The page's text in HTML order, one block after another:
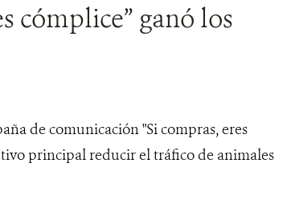
cómplice” ganó los
de comunicación "Si compras, eres
principal reducir el tráfico de animales